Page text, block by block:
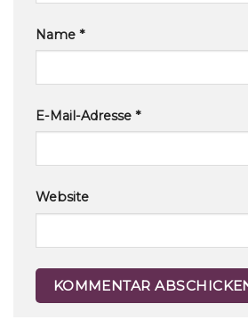
Name *
E-Mail-Adresse *
Website